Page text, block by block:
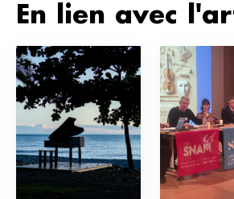
En lien avec